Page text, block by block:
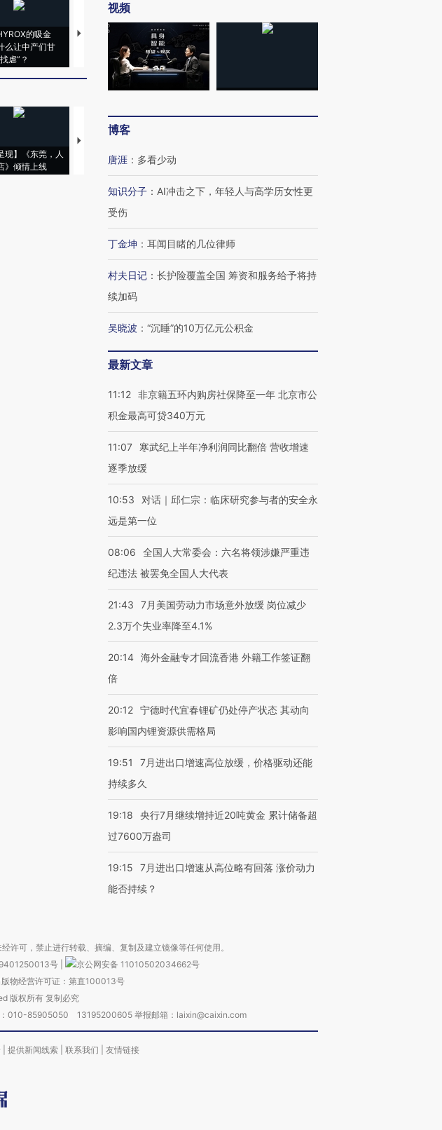
的吸金
么让中产们甘
虐”？
马航飞行员跨国走私7万
粒摇头丸 尿检体内含3种
视线｜被称为“蟑螂”的印
度Z世代 用街头抗争将教
育部长拱下台
现】《东莞，人
》倾情上线
【推广】走进第四届链博
会，让数智科技“链”接产
视频
博客
唐涯 ： 多看少动
知识分子 ： AI冲击之下，年轻人与高学历女性更
受伤
丁金坤 ： 耳闻目睹的几位律师
村夫日记 ： 长护险覆盖全国 筹资和服务给予将持
续加码
吴晓波 ： “沉睡”的10万亿元公积金
最新文章
11:12 非京籍五环内购房社保降至一年 北京市公
积金最高可贷340万元
11:07
寒武纪上半年净利润同比翻倍 营收增速
逐季放缓
10:53
对话｜邱仁宗：临床研究参与者的安全永
远是第一位
08:06
全国人大常委会：六名将领涉嫌严重违
纪违法 被罢免全国人大代表
21:43
7月美国劳动力市场意外放缓 岗位减少
2.3万个失业率降至4.1%
20:14 海外金融专才回流香港 外籍工作签证翻
倍
20:12 宁德时代宜春锂矿仍处停产状态 其动向
影响国内锂资源供需格局
19:51
7月进出口增速高位放缓，价格驱动还能
持续多久
19:18
央行7月继续增持近20吨黄金 累计储备超
过7600万盎司
19:15
7月进出口增速从高位略有回落 涨价动力
能否持续？
许可，禁止进行转载、摘编、复制及建立镜像等任何使用。
号
京公网安备 11010502034662号
物经营许可证：第直100013号
版权所有 复制必究
：010-85905050 13195200605 举报邮箱：laixin@caixin.com
提供新闻线索 联系我们 友情链接